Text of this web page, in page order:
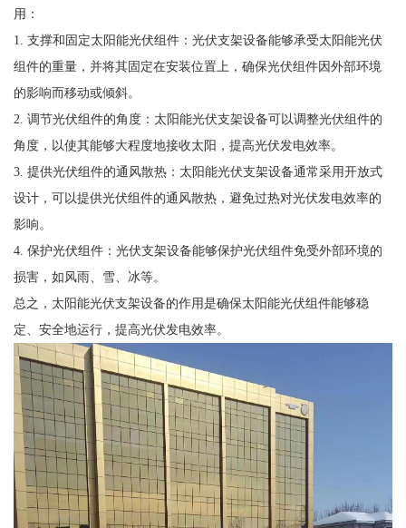
用：
1. 支撑和固定太阳能光伏组件：光伏支架设备能够承受太阳能光伏
组件的重量，并将其固定在安装位置上，确保光伏组件因外部环境
的影响而移动或倾斜。
2. 调节光伏组件的角度：太阳能光伏支架设备可以调整光伏组件的
角度，以使其能够大程度地接收太阳，提高光伏发电效率。
3. 提供光伏组件的通风散热：太阳能光伏支架设备通常采用开放式
设计，可以提供光伏组件的通风散热，避免过热对光伏发电效率的
影响。
4. 保护光伏组件：光伏支架设备能够保护光伏组件免受外部环境的
损害，如风雨、雪、冰等。
总之，太阳能光伏支架设备的作用是确保太阳能光伏组件能够稳
定、安全地运行，提高光伏发电效率。